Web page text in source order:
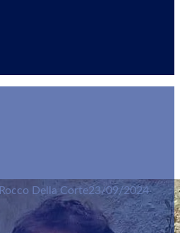
Rocco Della Corte23/09/2024